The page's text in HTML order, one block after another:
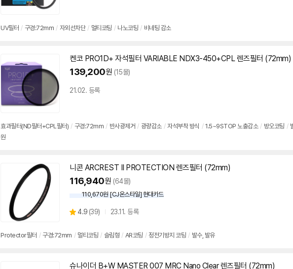
뷰
UV필터 / 구경:72mm / 자외선차단 / 멀티코팅 / 나노코팅 / 비네팅 감소
켄코 PRO1D+ 자석필터 VARIABLE NDX3-450+CPL 렌즈필터 (72mm)
139,200원 (15몰)
21.02. 등록
효과필터(ND필터 +CPL필터) / 구경:72mm / 반사광제거 / 광량감소 / 자석부착 방식 / 1.5~9STOP 노출감소 / 방오코팅 /
원
니콘 ARCREST II PROTECTION 렌즈필터 (72mm)
116,940원 (64몰)
110,670원 [CJ온스타일] 현대카드
별
4.9 (상
리
39) 23.11. 등록
Protector필터 / 구경:72mm / 멀티코팅 / 슬림형 / AR코팅 / 정전기방지 코팅 / 발수, 발유
슈나이더 B+W MASTER 007 MRC Nano Clear 렌즈필터 (72mm)